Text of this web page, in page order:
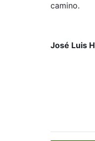
camino.
José Luis